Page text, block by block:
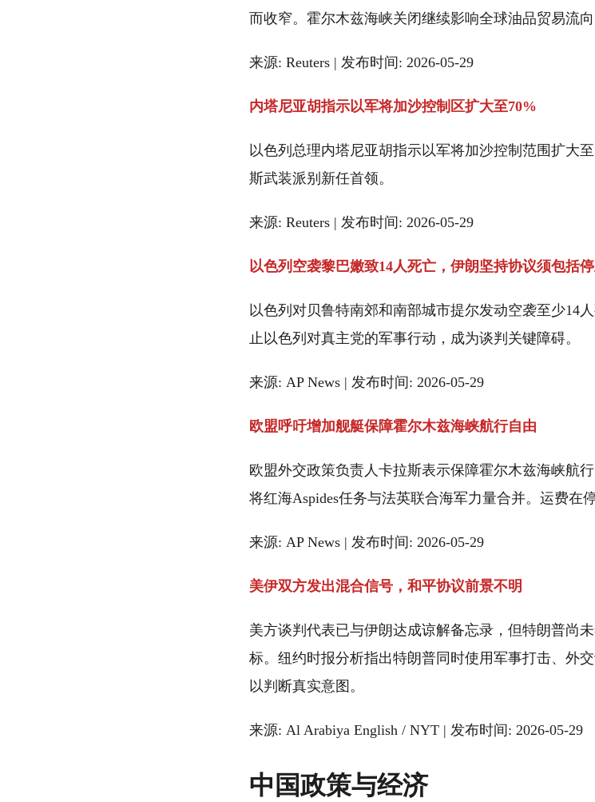
而收窄。霍尔木兹海峡关闭继续影响全球油品贸易流向
来源: Reuters | 发布时间: 2026-05-29
内塔尼亚胡指示以军将加沙控制区扩大至70%
以色列总理内塔尼亚胡指示以军将加沙控制范围扩大
斯武装派别新任首领。
来源: Reuters | 发布时间: 2026-05-29
以色列空袭黎巴嫩致14人死亡，伊朗坚持协议须包括
以色列对贝鲁特南郊和南部城市提尔发动空袭至少14
止以色列对真主党的军事行动，成为谈判关键障碍。
来源: AP News | 发布时间: 2026-05-29
欧盟呼吁增加舰艇保障霍尔木兹海峡航行自由
欧盟外交政策负责人卡拉斯表示保障霍尔木兹海峡航
将红海Aspides任务与法英联合海军力量合并。运费在
来源: AP News | 发布时间: 2026-05-29
美伊双方发出混合信号，和平协议前景不明
美方谈判代表已与伊朗达成谅解备忘录，但特朗普尚
标。纽约时报分析指出特朗普同时使用军事打击、外
以判断真实意图。
来源: Al Arabiya English / NYT | 发布时间: 2026-05-29
中国政策与经济